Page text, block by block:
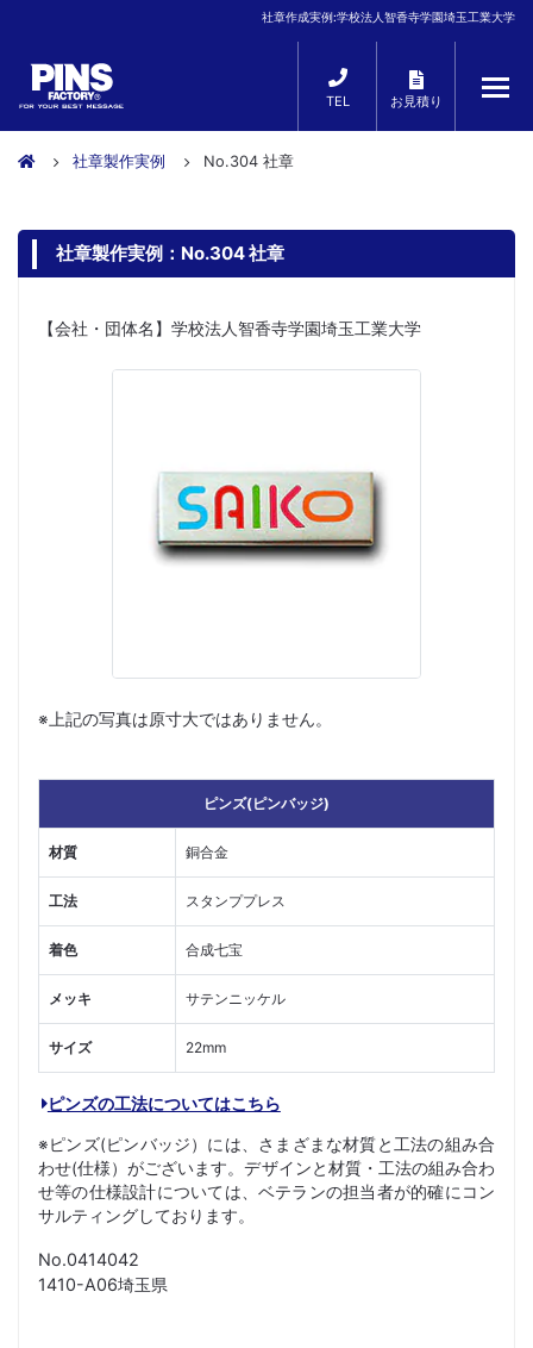
社章作成実例:学校法人智香寺学園埼玉工業大学
TEL お見積り
社章製作実例 No.304 社章
社章製作実例：No.304 社章
【会社・団体名】学校法人智香寺学園埼玉工業大学
※上記の写真は原寸大ではありません。
ピンズ(ピンバッジ)
材質 銅合金
工法 スタンププレス
着色 合成七宝
メッキ サテンニッケル
サイズ 22mm
ピンズの工法についてはこちら
※ピンズ(ピンバッジ）には、さまざまな材質と工法の組み合
わせ(仕様）がございます。デザインと材質・工法の組み合わ
せ等の仕様設計については、ベテランの担当者が的確にコン
サルティングしております。
No.0414042
1410-A06埼玉県